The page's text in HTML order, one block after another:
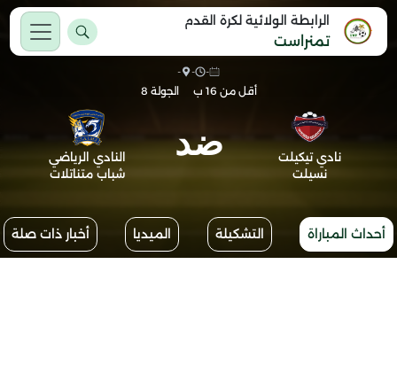
الرابطة الولائية لكرة القدم
تمنراست
-
-
-
أقل من 16 ب
الجولة 8
نادي تيكيلت
نسيلت
ضد
النادي الرياضي
شباب متناتلات
أحداث المباراة التشكيلة الميديا أخبار ذات صلة